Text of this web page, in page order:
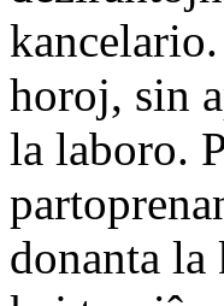
horoj, sin
la laboro.
donanta